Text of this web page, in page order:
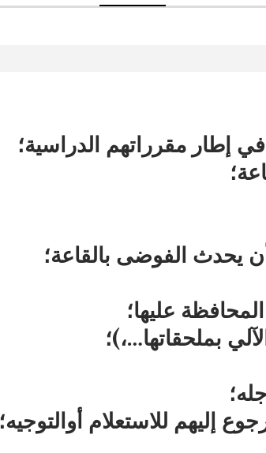
إطار مقرراتهم الدراسية؛
يحدث الفوضى بالقاعة؛
عليها؛
بملحقاتها…،)؛
إليهم للاستعلام أوالتوجيه؛